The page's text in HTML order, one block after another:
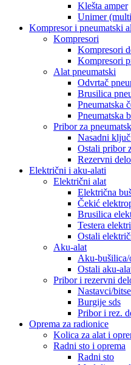
Klešta amper
Unimer
Kompresor i pneumatski
Kompresori
Kompresori
Kompresori
Alat pneumatski
Odvrtač
Brusilica
Pneumatska
Pneumatska
Pribor za
Nasadni
Ostali pribor
Rezervni
Električni i aku-alati
Električni alat
Električna
Čekić
Brusilica
Testera
Ostali
Aku-alat
Aku-bušilica/
Ostali aku-
Pribor i rezervni
Nastavci/
Burgije sds
Pribor i rez.
Oprema za radionice
Kolica za alat i
Radni sto i oprema
Radni sto